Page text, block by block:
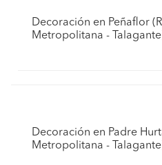
Decoración en Peñaflor
Metropolitana -
Decoración en Padre
Metropolitana -